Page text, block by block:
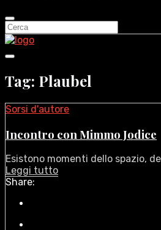
Tag: Plaubel
Sorsi d'autore
Incontro con Mimmo Jodice
Esistono momenti dello spazio,
Leggi tutto
Share: